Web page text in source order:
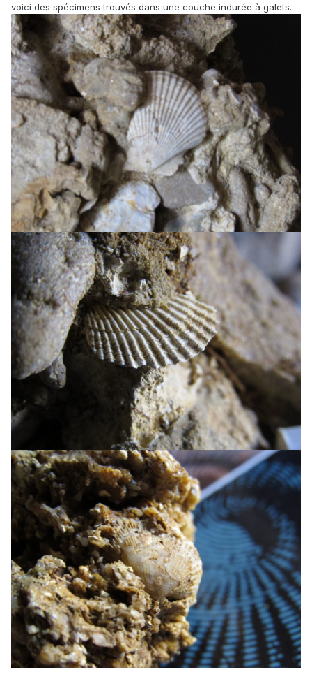
voici des spécimens trouvés dans une couche indurée à galets.